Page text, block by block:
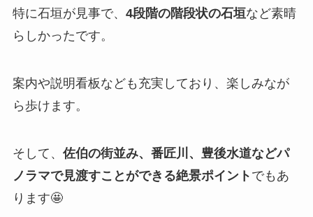
特に石垣が見事で、 4段階の階段状の石垣など素晴
らしかったです。
案内や説明看板なども充実しており、楽しみなが
ら歩けます。
そして、 佐伯の街並み、番匠川、豊後水道などパ
ノラマで見渡すことができる絶景ポイント でもあ
ります🤩